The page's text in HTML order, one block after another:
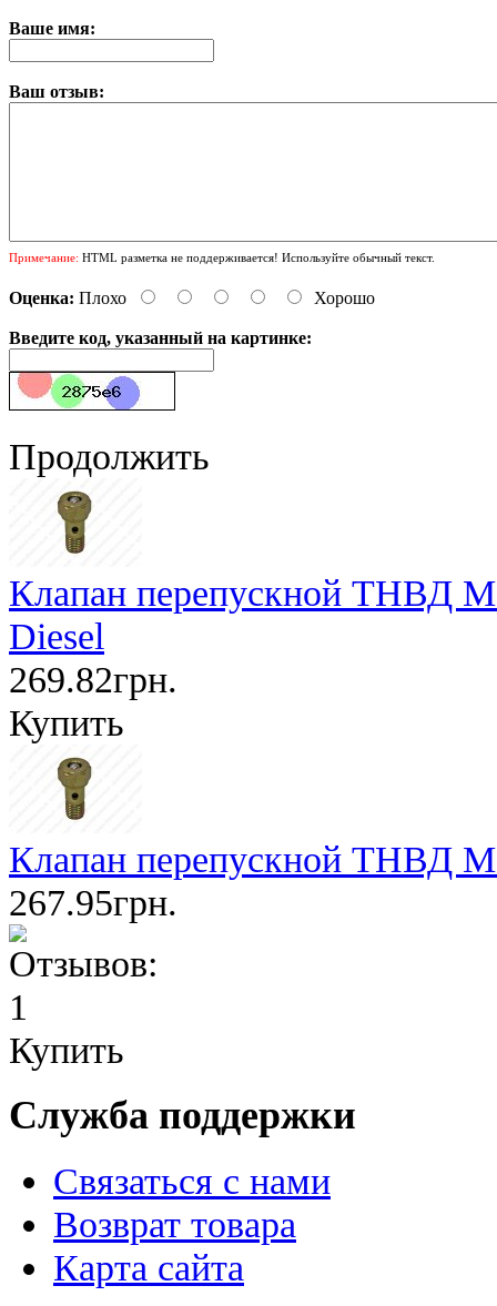
Ваше имя:
Ваш отзыв:
Примечание: HTML разметка не поддерживается! Используйте обычный текст.
Оценка: Плохо Хорошо
Введите код, указанный на картинке:
Продолжить
Клапан перепускной ТНВД
Diesel
269.82грн.
Купить
Клапан перепускной ТНВД
267.95грн.
Купить
Служба поддержки
Связаться с нами
Возврат товара
Карта сайта